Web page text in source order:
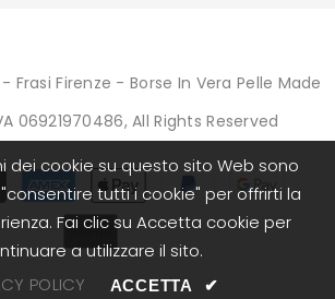
Frasi Firenze - Borse In Vera Pelle Made
06921970486, All Rights Reserved
Metodi
di
pagamento
dei cookie su questo sito Web sono
tutti i cookie" per offrirti la
Fai clic su Accetta cookie per
a utilizzare il sito.
POLICY
ACCETTA ✔